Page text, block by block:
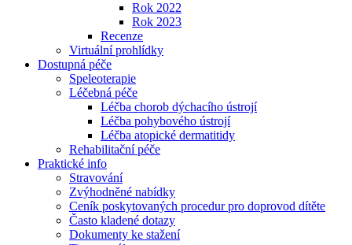
Rok 2022
Rok 2023
Recenze
Virtuální prohlídky
Dostupná péče
Speleoterapie
Léčebná péče
Léčba chorob dýchacího ústrojí
Léčba pohybového ústrojí
Léčba atopické dermatitidy
Rehabilitační péče
Praktické info
Stravování
Zvýhodněné nabídky
Ceník poskytovaných procedur pro doprovod dítěte
Často kladené dotazy
Dokumenty ke stažení